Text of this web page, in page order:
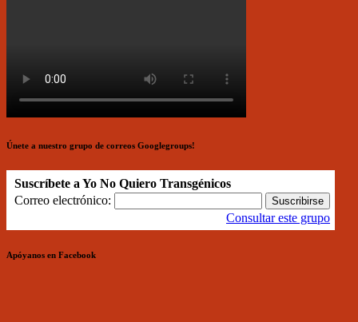
Únete a nuestro grupo de correos Googlegroups!
Suscríbete a Yo No Quiero Transgénicos
Correo electrónico:
Consultar este grupo
Apóyanos en Facebook